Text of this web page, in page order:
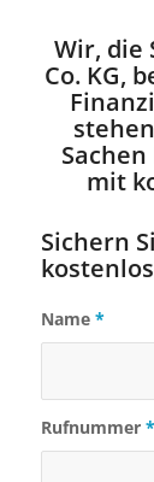
Wir, die
Co. KG,
mit
Sichern
Name *
Rufnummer *